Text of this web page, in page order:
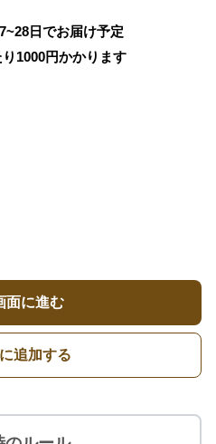
日でお届け予定
1000円かかります
面に進む
追加する